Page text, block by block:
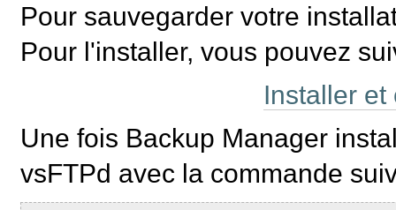
Pour sauvegarder votre
Pour l'installer, vous pouvez
Installer
Une fois Backup Manager
vsFTPd avec la commande